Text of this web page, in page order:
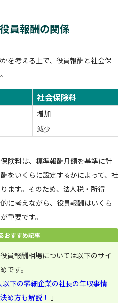
員報酬の関係
を考える上で、役員報酬と社会保
社会保険料
増加
減少
険料は、標準報酬月額を基準に計
をいくらに設定するかによって、社
ます。そのため、法人税・所得
に考えながら、役員報酬はいくら
重要です。
おすすめ記事
員報酬相場については以下のサイ
です。
以下の零細企業の社長の年収事情
め方も解説！
」